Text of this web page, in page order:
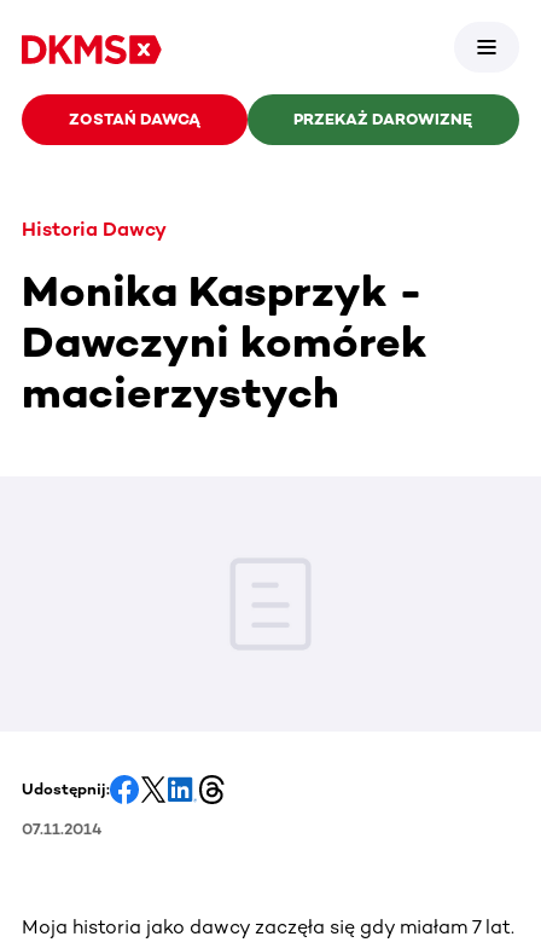
ZOSTAŃ DAWCĄ PRZEKAŻ DAROWIZNĘ
Historia Dawcy
Monika Kasprzyk -
Dawczyni komórek
macierzystych
Udostępnij:
07.11.2014
Moja historia jako dawcy zaczęła się gdy miałam 7 lat.